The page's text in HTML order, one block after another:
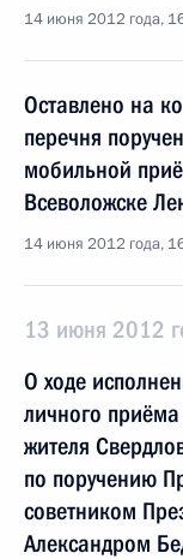
14 июня 2012 года,
Оставлено на
перечня
мобильной
Всеволожске
14 июня 2012 года,
13 июня 2012
О ходе
личного
жителя
по поручению
советником
Александром